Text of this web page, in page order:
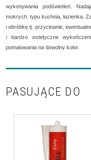
wykonywania podświetleń.
mokrych: typu kuchnia, łazienka.
i obróbkę tj. przycinanie,
i bardzo estetyczne
pomalowania na dowolny kolor.
PASUJĄCE DO